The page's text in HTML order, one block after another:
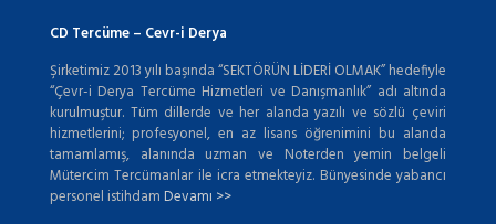
CD Tercüme – Cevr-i Derya
Şirketimiz 2013 yılı başında “SEKTÖRÜN LİDERİ OLMAK” hedefiyle
“Çevr-i Derya Tercüme Hizmetleri ve Danışmanlık” adı altında
kurulmuştur. Tüm dillerde ve her alanda yazılı ve sözlü çeviri
hizmetlerini; profesyonel, en az lisans öğrenimini bu alanda
tamamlamış, alanında uzman ve Noterden yemin belgeli
Mütercim Tercümanlar ile icra etmekteyiz. Bünyesinde yabancı
personel istihdamDevamı >>